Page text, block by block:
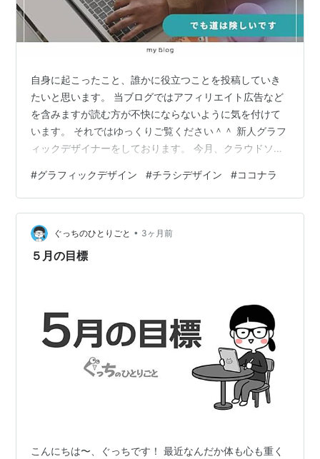
自身に起こったこと、誰かに役立つことを投稿していき
たいと思います。 当ブログではアフィリエイト広告など
を含みますが読む方が不快にならないように気を付けて
います。 それではゆっくりご覧ください＾＾ 新人グラフ
ィックデザイナーをしております。 今月、クラウドソー
した～。 サービス提供開始の頃は全然売れなくて、デザ
イン向いてないんじゃ…って不安になる日々でしたが、
とうとうここまで来ましたよ！ そして、やっとゴールド
になれたのに恐らく7月にはまたシルバーランクに逆戻り
予定。 というのも、初めてキャンセル案件が発生してし
#グラフィックデザイン #チラシデザイン #ココナラ
ぐっちのひとりごと • 3ヶ月前
５月の目標
こんにちは〜、ぐっちです！ 最近なんだか体も心も重く